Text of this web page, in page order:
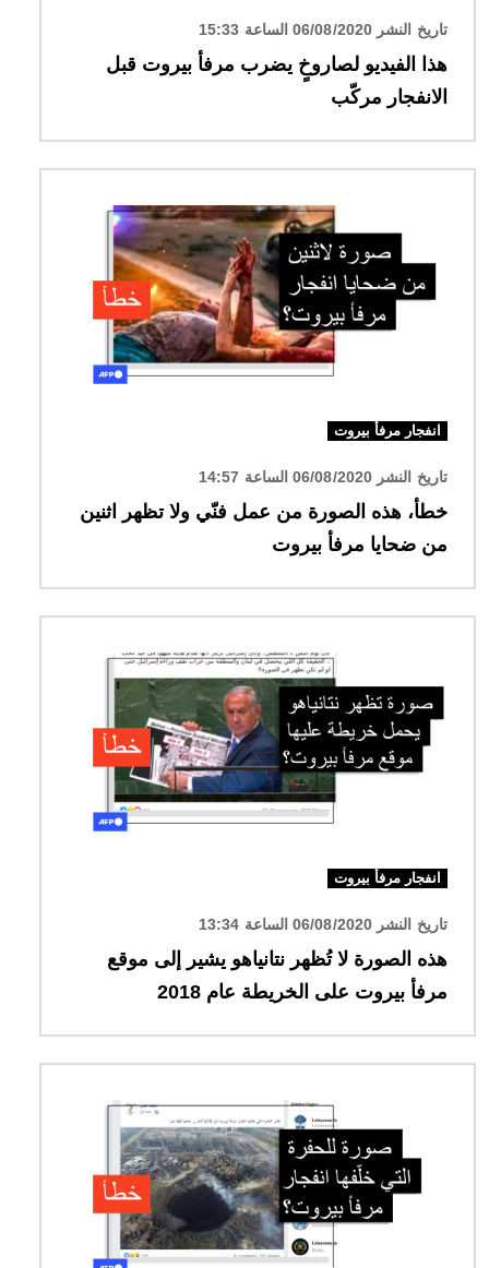
تاريخ النشر 06/08/2020 الساعة 15:33
هذا الفيديو لصاروخٍ يضرب مرفأ بيروت قبل
الانفجار مركّب
انفجار مرفأ بيروت
تاريخ النشر 06/08/2020 الساعة 14:57
خطأ، هذه الصورة من عمل فنّي ولا تظهر اثنين
من ضحايا مرفأ بيروت
انفجار مرفأ بيروت
تاريخ النشر 06/08/2020 الساعة 13:34
هذه الصورة لا تُظهر نتانياهو يشير إلى موقع
مرفأ بيروت على الخريطة عام 2018